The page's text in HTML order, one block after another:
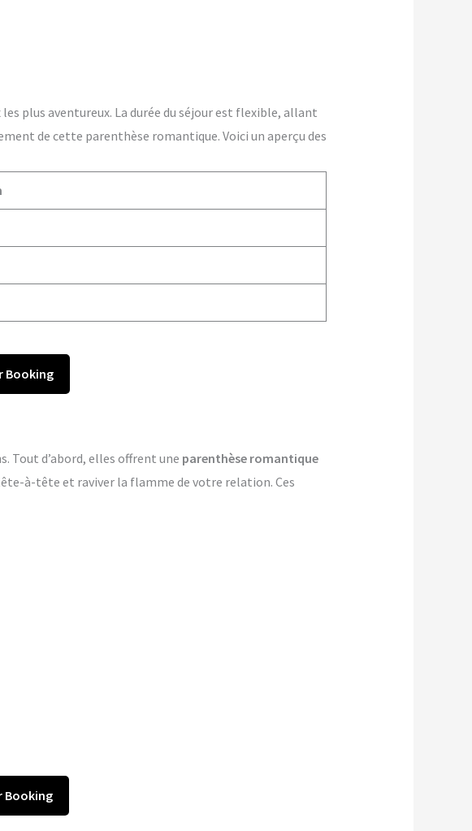
plus aventureux. La durée du séjour est flexible, allant
de cette parenthèse romantique. Voici un aperçu des
Booking
Tout d’abord, elles offrent une parenthèse romantique
à-tête et raviver la flamme de votre relation. Ces
Booking